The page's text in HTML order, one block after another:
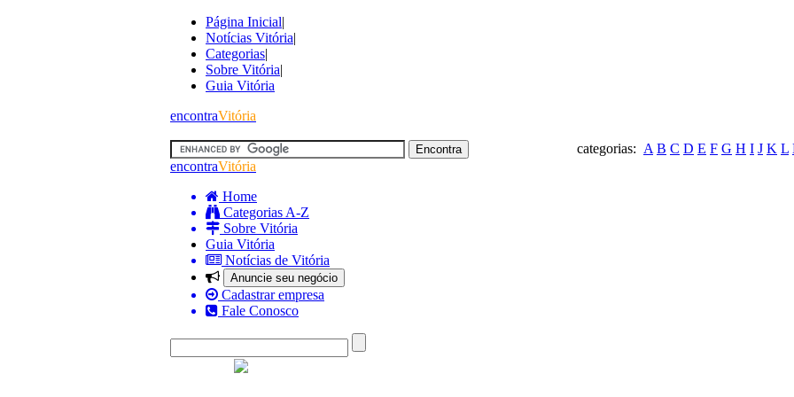
Página Inicial|
Notícias Vitória|
Categorias|
Sobre Vitória|
Guia Vitória
encontraVitória
categorias: A B C D E F G H I J K L
encontraVitória
Home
Categorias A-Z
Sobre Vitória
Guia Vitória
Notícias de Vitória
Anuncie seu negócio
Cadastrar empresa
Fale Conosco